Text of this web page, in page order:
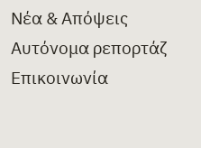
Νέα & Απόψεις
Αυτόνομα ρεπορτάζ
Επικοινωνία